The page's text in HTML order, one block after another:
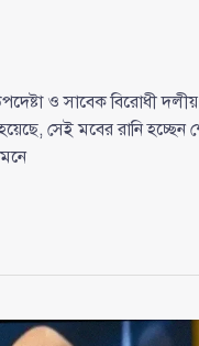
ও সাবেক
সেই মবের রানি